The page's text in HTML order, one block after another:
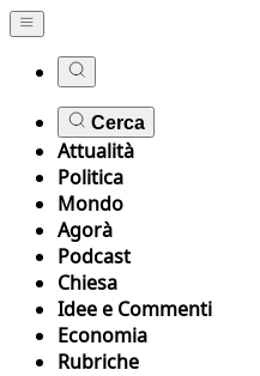
Cerca
Attualità
Politica
Mondo
Agorà
Podcast
Chiesa
Idee e Commenti
Economia
Rubriche